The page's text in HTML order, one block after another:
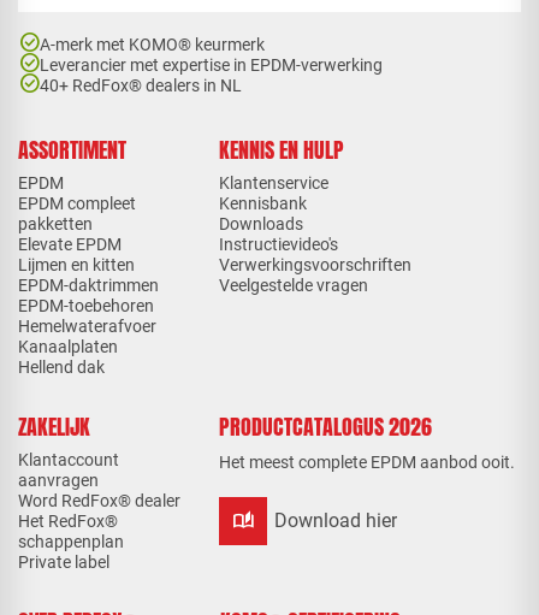
ASSORTIMENT
EPDM
EPDM compleet
pakketten
Elevate EPDM
Lijmen en kitten
EPDM-daktrimmen
EPDM-toebehoren
Hemelwaterafvoer
Kanaalplaten
Hellend dak
KENNIS EN HULP
Klantenservice
Kennisbank
Downloads
Instructievideo's
Verwerkingsvoorschriften
Veelgestelde vragen
ZAKELIJK
Klantaccount
aanvragen
Word RedFox® dealer
Het RedFox®
schappenplan
Private label
PRODUCTCATALOGUS 2026
Het meest complete EPDM aanbod ooit.
auto_stories Download hier
check_circleA-merk met KOMO® keurmerk
check_circleLeverancier met expertise in EPDM-verwerking
check_circle40+ RedFox® dealers in NL